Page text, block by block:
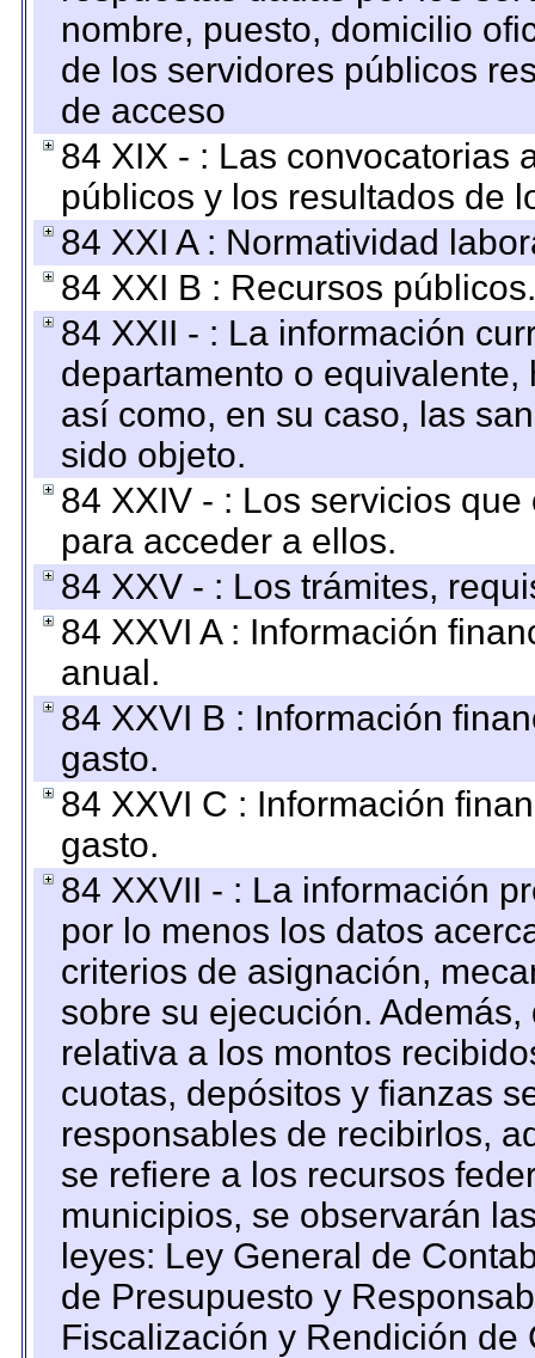
nombre, puesto, domicilio
de los servidores públicos
de acceso
84 XIX - : Las convocatorias
públicos y los resultados de
84 XXI A : Normatividad
84 XXI B : Recursos públicos.
84 XXII - : La información
departamento o
así como, en su caso, las
sido objeto.
84 XXIV - : Los servicios
para acceder a ellos.
84 XXV - : Los trámites,
84 XXVI A : Información
anual.
84 XXVI B : Información
gasto.
84 XXVI C : Información
gasto.
84 XXVII - : La información
por lo menos los datos
criterios de asignación,
sobre su ejecución.
relativa a los montos
cuotas, depósitos y fianzas
responsables de recibirlos,
se refiere a los recursos
municipios, se observarán
leyes: Ley General de
de Presupuesto y
Fiscalización y Rendición